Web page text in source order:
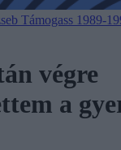
Támogass 1989-
végre
a